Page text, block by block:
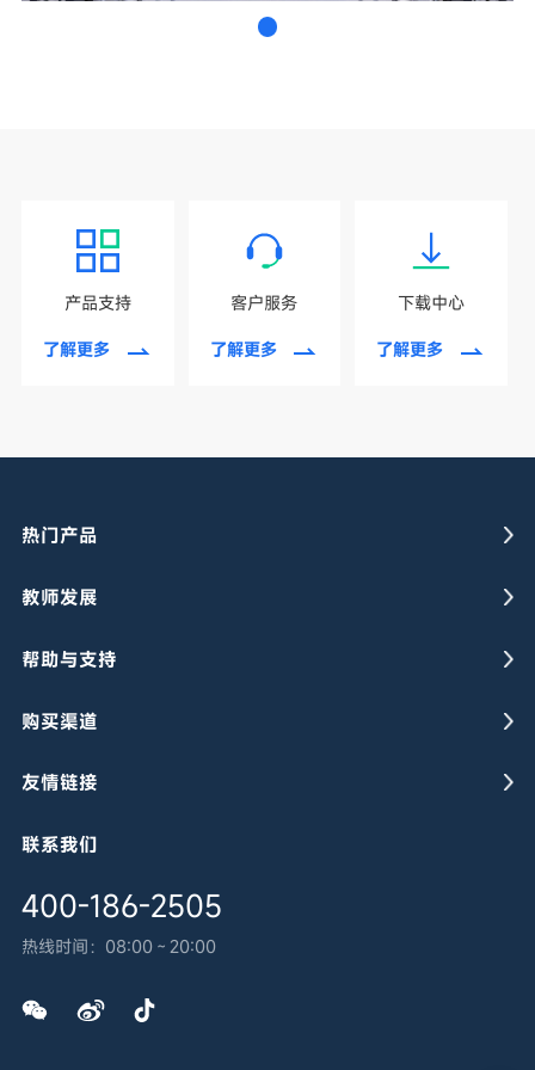
产品支持
了解更多
客户服务
了解更多
下载中心
了解更多
热门产品
教师发展
帮助与支持
购买渠道
友情链接
联系我们
400-186-2505
热线时间： 08:00～20:00